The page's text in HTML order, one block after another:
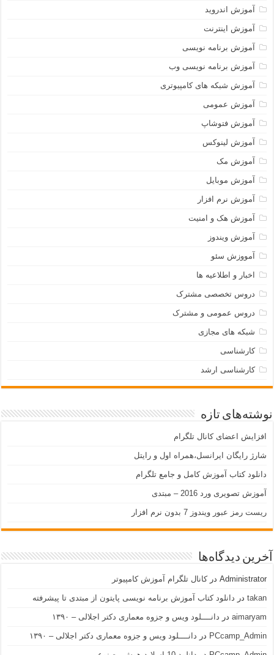
آموزش اندروید
آموزش اینترنت
آموزش برنامه نویسی
آموزش برنامه نویسی وب
آموزش شبکه های کامپیوتری
آموزش عمومی
آموزش فتوشاپ
آموزش لینوکس
آموزش مک
آموزش موبایل
آموزش نرم افزار
آموزش هک و امنیت
آموزش ویندوز
آمووزش سئو
اخبار و اطلاعیه ها
دروس تخصصی مشترک
دروس عمومی و مشترک
شبکه های مجازی
کارشناسی
کارشناسی ارشد
نوشته‌های تازه
افزایش اعضای کانال تلگرام
شارژ رایگان ایرانسل،همراه اول و رایتل
دانلود کتاب آموزش کامل و جامع تلگرام
آموزش تصویری ورد 2016 – مبتدی
ریست رمز عبور ویندوز 7 بدون نرم افزار
آخرین دیدگاه‌ها
Administrator درکانال تلگرام آموزش کامپیوتر
takan در دانلود کتاب آموزش برنامه نویسی پایتون از مبتدی تا پیشرفته
aimaryam در دانــــلود ویس و جزوه معماری دکتر اجلالی – ۱۳۹۰
PCcamp_Admin در دانــــلود ویس و جزوه معماری دکتر اجلالی – ۱۳۹۰